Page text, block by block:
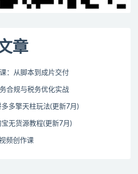
章
：从脚本到成片交付
合规与税务优化实战
多多擎天柱玩法(更新7月)
宝无货源教程(更新7月)
频创作课